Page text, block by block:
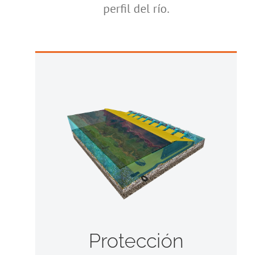
perfil del río.
Protección